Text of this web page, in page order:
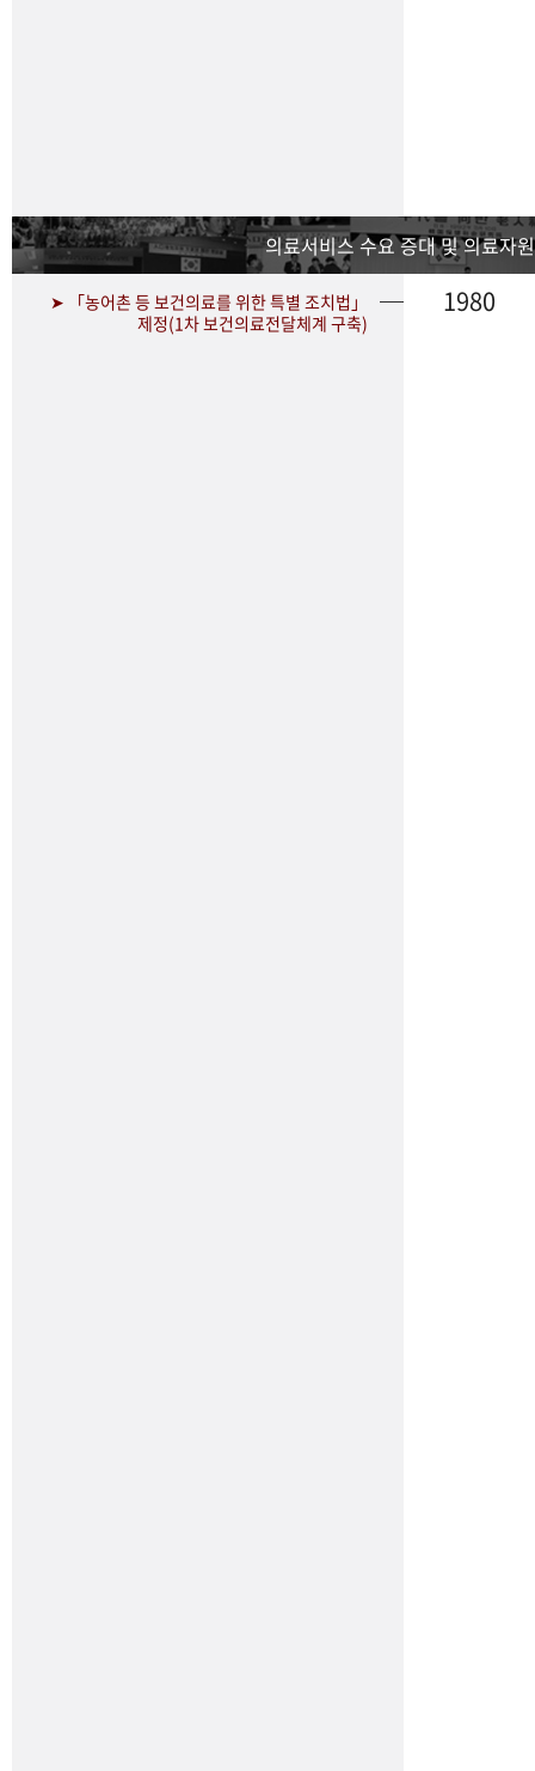
의료서비스 수요 증대 및 의료자
➤ 「농어촌 등 보건의료를 위한 특별 조치법」
제정(1차 보건의료전달체계 구축)
1980